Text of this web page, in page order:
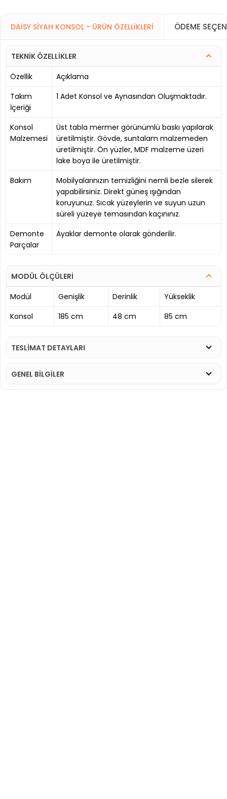
DAISY SIYAH KONSOL - ÜRÜN ÖZELLIKLERI ÖDEME
TEKNİK ÖZELLİKLER
Özellik
Açıklama
Takım
İçeriği
1 Adet Konsol ve Aynasından Oluşmaktadır.
Konsol
Malzemesi
Üst tabla mermer görünümlü baskı yapılarak
üretilmiştir. Gövde, suntalam malzemeden
üretilmiştir. Ön yüzler, MDF malzeme üzeri
lake boya ile üretilmiştir.
Bakım
Mobilyalarınızın temizliğini nemli bezle silerek
yapabilirsiniz. Direkt güneş ışığından
koruyunuz. Sıcak yüzeylerin ve suyun uzun
süreli yüzeye temasından kaçınınız.
Demonte
Parçalar
Ayaklar demonte olarak gönderilir.
MODÜL ÖLÇÜLERİ
Modül
Genişlik Derinlik
Yükseklik
Konsol
185 cm 48 cm 85 cm
TESLİMAT DETAYLARI
GENEL BİLGİLER